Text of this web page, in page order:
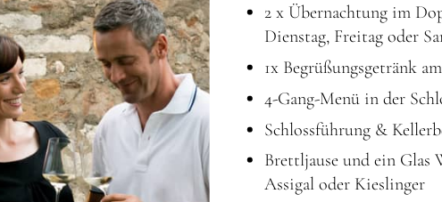
2 x Übernachtung im
Dienstag, Freitag oder
1x Begrüßungsgetränk
4-Gang-Menü in der
Schlossführung &
Brettljause und ein Glas
Assigal oder Kieslinger